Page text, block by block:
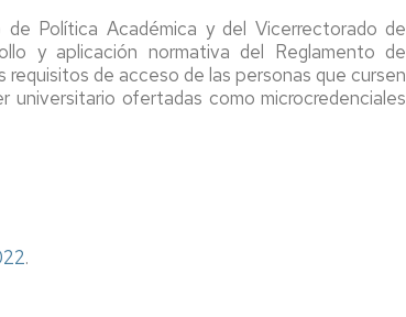
Política Académica y del Vicerrectorado de
y aplicación normativa del Reglamento de
requisitos de acceso de las personas que cursen
ofertadas como microcredenciales
.